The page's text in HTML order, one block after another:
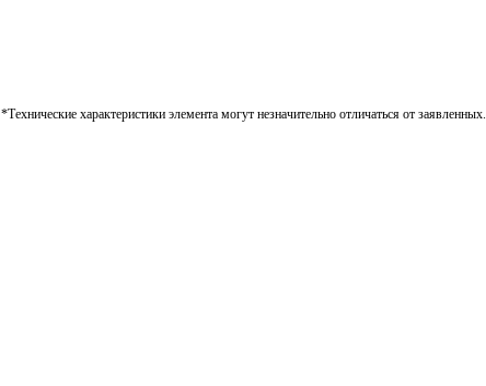
*Технические характеристики элемента могут незначительно отличаться от заявленных.